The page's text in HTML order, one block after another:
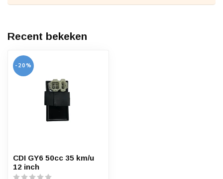
Recent bekeken
-20%
CDI GY6 50cc 35 km/u
12 inch